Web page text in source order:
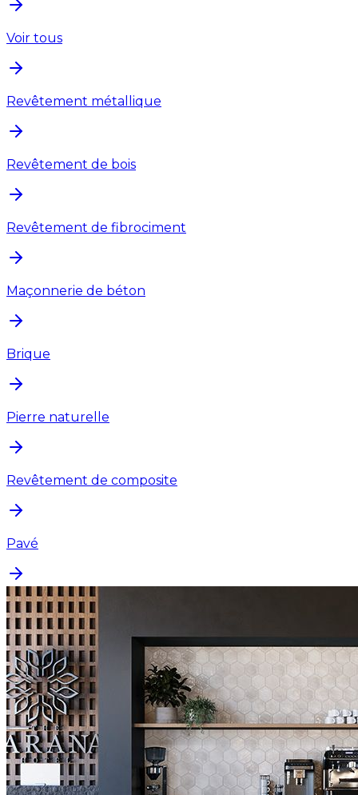
Voir tous
Revêtement métallique
Revêtement de bois
Revêtement de fibrociment
Maçonnerie de béton
Brique
Pierre naturelle
Revêtement de composite
Pavé